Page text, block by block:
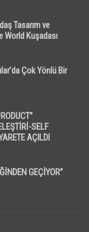
Tasarım ve
World Kuşadası
Çok Yönlü Bir
SELF
AÇILDI
GEÇİYOR”